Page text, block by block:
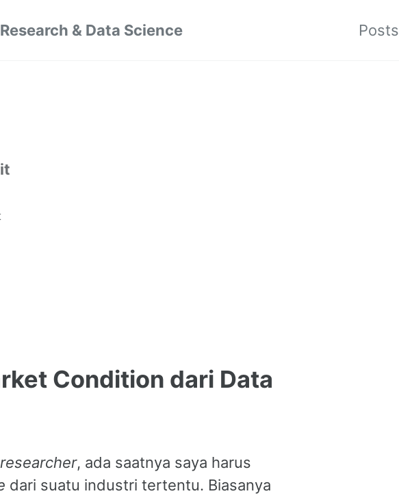
& Data Science
Posts
Condition dari Data
, ada saatnya saya harus
dari suatu industri tertentu. Biasanya